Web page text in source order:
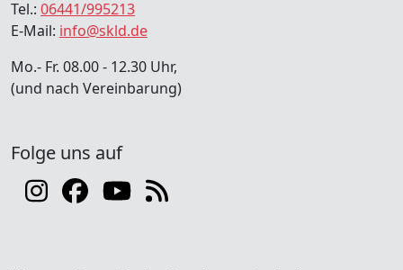
Tel.: 06441/995213
E-Mail: info@skld.de
Mo.- Fr. 08.00 - 12.30 Uhr,
(und nach Vereinbarung)
Folge uns auf